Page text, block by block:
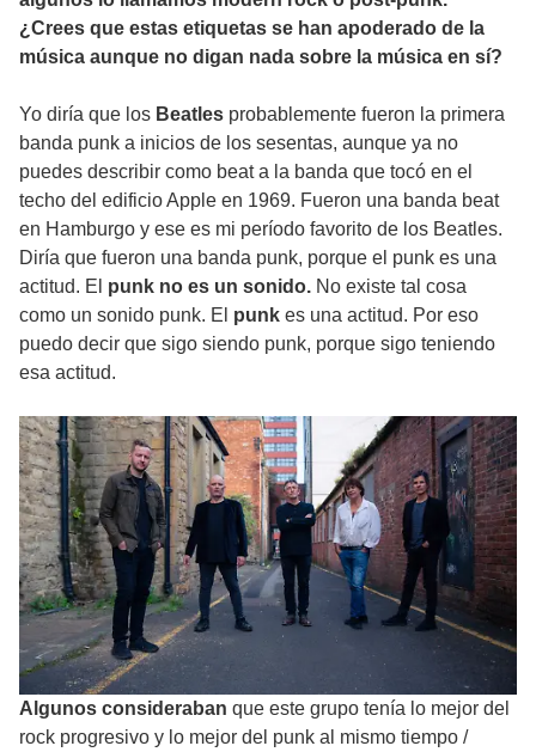
¿Crees que estas etiquetas se han apoderado de la
música aunque no digan nada sobre la música en sí?
Yo diría que los Beatles probablemente fueron la primera
banda punk a inicios de los sesentas, aunque ya no
puedes describir como beat a la banda que tocó en el
techo del edificio Apple en 1969. Fueron una banda beat
en Hamburgo y ese es mi período favorito de los Beatles.
Diría que fueron una banda punk, porque el punk es una
actitud. El punk no es un sonido. No existe tal cosa
como un sonido punk. El punk es una actitud. Por eso
puedo decir que sigo siendo punk, porque sigo teniendo
esa actitud.
Algunos consideraban que este grupo tenía lo mejor del
rock progresivo y lo mejor del punk al mismo tiempo /